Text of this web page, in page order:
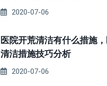
2020-07-06
医院开荒清洁有什么措施
清洁措施技巧分析
2020-07-06